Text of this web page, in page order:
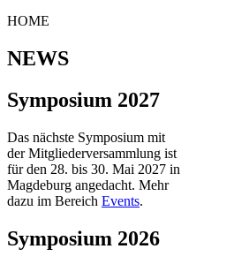
HOME
NEWS
Symposium 2027
Das nächste Symposium mit
der Mitgliederversammlung ist
für den 28. bis 30. Mai 2027 in
Magdeburg angedacht. Mehr
dazu im Bereich Events.
Symposium 2026